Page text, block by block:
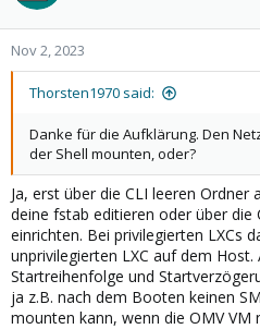
Nov 2, 2023
Thorsten1970 said:
Danke für die Aufklärung. Den
der Shell mounten, oder?
Ja, erst über die CLI leeren Ordner
deine fstab editieren oder über die
einrichten. Bei privilegierten LXCs
unprivilegierten LXC auf dem
Startreihenfolge und
ja z.B. nach dem Booten keinen
mounten kann, wenn die OMV VM